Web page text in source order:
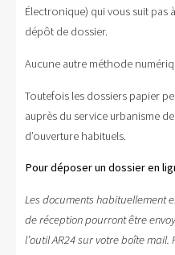
Électronique) qui vous suit pas
dépôt de dossier.
Aucune autre méthode
Toutefois les dossiers papier
auprès du service urbanisme
d’ouverture habituels.
Pour déposer un dossier en
Les documents habituellement
de réception pourront être
l’outil AR24 sur votre boîte